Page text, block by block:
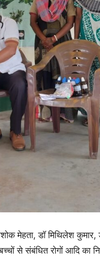
मेहता, डॉ मिथिलेश कुमार,
से संबंधित रोगों आदि का